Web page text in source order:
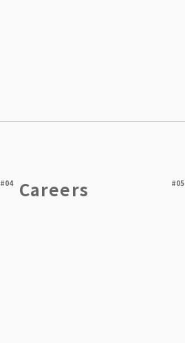
#04 Careers #05